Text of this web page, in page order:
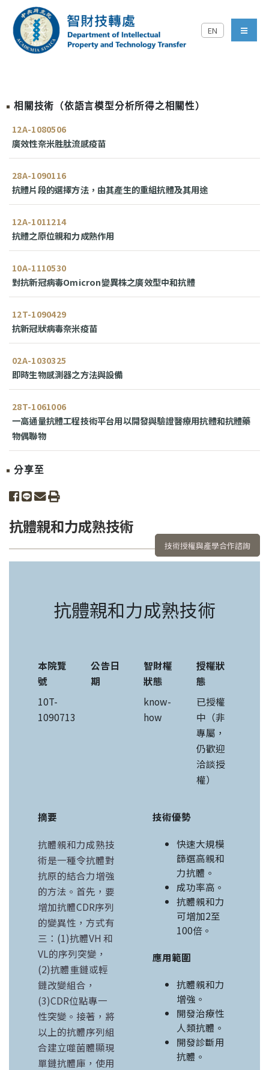
跳到主要內容區塊
中央研究院智財技轉處對
EN
menu
相關技術（依語言模型分析所得之相關性）
12A-1080506
廣效性奈米胜肽流感疫苗
28A-1090116
抗體片段的選擇方法，由其產生的重組抗體及其用途
12A-1011214
抗體之原位親和力成熟作用
10A-1110530
對抗新冠病毒Omicron變異株之廣效型中和抗體
12T-1090429
抗新冠狀病毒奈米疫苗
02A-1030325
即時生物感測器之方法與設備
28T-1061006
一高通量抗體工程技術平台用以開發與驗證醫療用抗體和抗體藥
物偶聯物
分享至
share to facebook
share to line
share to email
print
抗體親和力成熟技術
技術授權與產學合作諮詢
抗體親和力成熟技術
本院覽
號
10T-
1090713
公告日
期
智財權
狀態
know-
how
授權狀
態
已授權
中（非
專屬，
仍歡迎
洽談授
權）
摘要
抗體親和力成熟技
術是一種令抗體對
抗原的結合力增強
的方法。首先，要
增加抗體CDR序列
的變異性，方式有
三：(1)抗體VH 和
VL的序列突變，
(2)抗體重鏈或輕
鏈改變組合，
(3)CDR位點專一
性突變。接著，將
以上的抗體序列組
合建立噬菌體顯現
單鏈抗體庫，使用
技術優勢
快速大規模
篩選高親和
力抗體。
成功率高。
抗體親和力
可增加2至
100倍。
應用範圍
抗體親和力
增強。
開發治療性
人類抗體。
開發診斷用
抗體。